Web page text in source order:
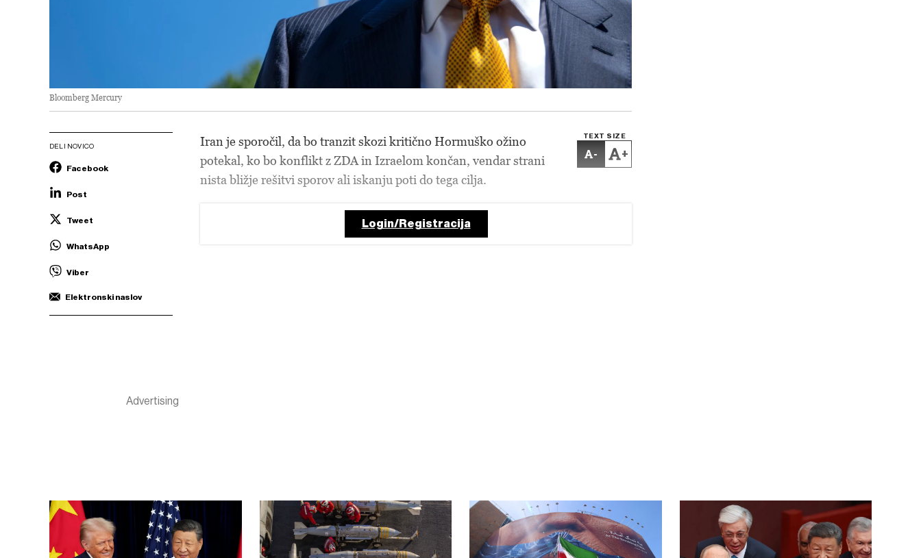
Bloomberg Mercury
DELI NOVICO
Facebook
Post
Tweet
WhatsApp
Viber
Elektronski naslov
TEXT SIZE
- +
Iran je sporočil, da bo tranzit skozi kritično Hormuško ožino
potekal, ko bo konflikt z ZDA in Izraelom končan, vendar strani
nista bližje rešitvi sporov ali iskanju poti do tega cilja.
Login/Registracija